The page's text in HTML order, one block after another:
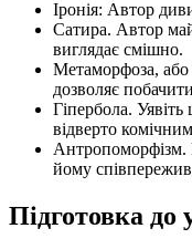
Іронія: Автор
Сатира. Автор
виглядає смішно.
Метаморфоза,
дозволяє
Гіпербола.
відверто
Антропоморфізм.
йому
Підготовка